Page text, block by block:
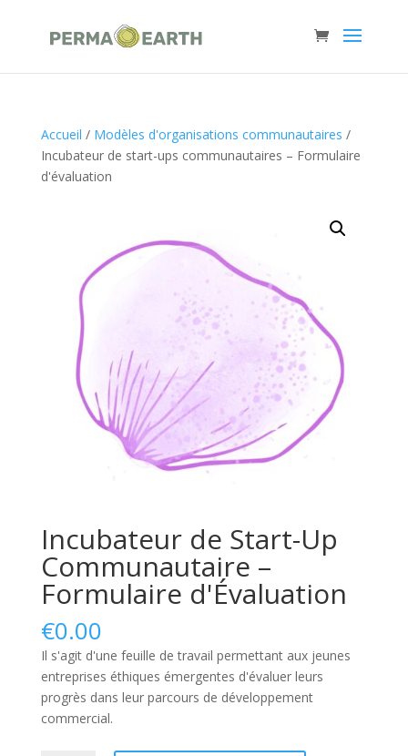
Accueil / Modèles d'organisations communautaires /
Incubateur de start-ups communautaires – Formulaire
d'évaluation
Incubateur de Start-Up
Communautaire –
Formulaire d'Évaluation
€0.00
Il s'agit d'une feuille de travail permettant aux jeunes
entreprises éthiques émergentes d'évaluer leurs
progrès dans leur parcours de développement
commercial.